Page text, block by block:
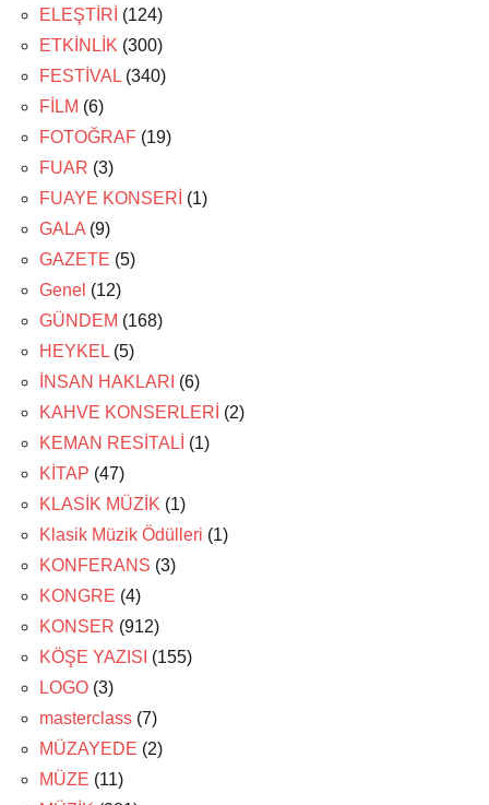
ELEŞTİRİ (124)
ETKİNLİK (300)
FESTİVAL (340)
FİLM (6)
FOTOĞRAF (19)
FUAR (3)
FUAYE KONSERİ (1)
GALA (9)
GAZETE (5)
Genel (12)
GÜNDEM (168)
HEYKEL (5)
İNSAN HAKLARI (6)
KAHVE KONSERLERİ (2)
KEMAN RESİTALİ (1)
KİTAP (47)
KLASİK MÜZİK (1)
Klasik Müzik Ödülleri (1)
KONFERANS (3)
KONGRE (4)
KONSER (912)
KÖŞE YAZISI (155)
LOGO (3)
masterclass (7)
MÜZAYEDE (2)
MÜZE (11)